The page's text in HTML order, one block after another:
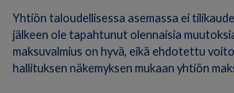
Yhtiön taloudellisessa asemassa ei
jälkeen ole tapahtunut olennaisia
maksuvalmius on hyvä, eikä ehdotettu
hallituksen näkemyksen mukaan yhtiön